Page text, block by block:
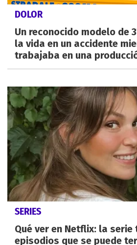
DOLOR
Un reconocido modelo de
la vida en un accidente
trabajaba en una
SERIES
Qué ver en Netflix: la serie
episodios que se puede